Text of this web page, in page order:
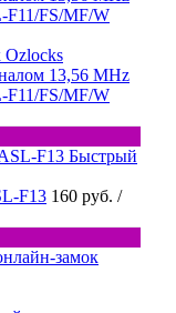
13,56 MHz
F11/FS/MF/W
Быстрый
F13 160 руб. /